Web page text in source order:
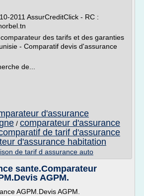
2011 AssurCreditClick - RC :
des tarifs et des garanties
- Comparatif devis d'assurance
de...
d'assurance
/ comparateur d'assurance
de tarif d'assurance
d'assurance habitation
de tarif d assurance auto
sante.Comparateur
AGPM.
AGPM.Devis AGPM.